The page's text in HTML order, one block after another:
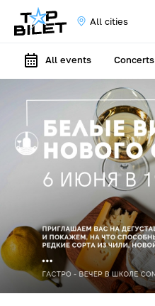
All cities
All events Concerts